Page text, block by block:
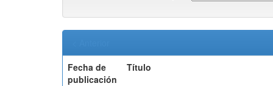
Fecha de
publicación
Título